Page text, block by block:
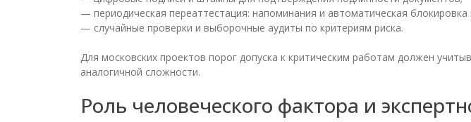
— периодическая переаттестация: напоминания и автоматическая
— случайные проверки и выборочные аудиты по критериям риска.
Для московских проектов порог допуска к критическим работам должен
аналогичной сложности.
Роль человеческого фактора и